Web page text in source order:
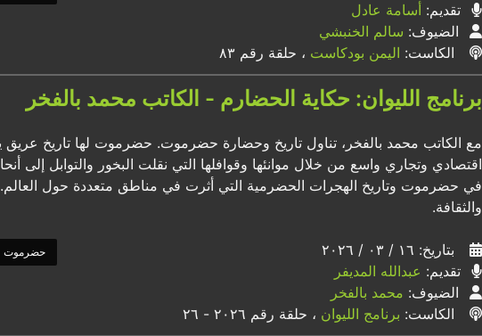
تقديم: أسامة عادل
الضيوف: سالم الخنبشي
الكاست: اليمن بودكاست ، حلقة رقم ٨٣
برنامج الليوان: حكاية الحضارم - الكاتب محمد بالفخر
مع الكاتب محمد بالفخر، تناول تاريخ وحضارة حضرموت. حضرموت لها تاريخ عريق
اقتصادي وتجاري واسع من خلال موانئها وقوافلها التي نقلت البخور والتوابل إلى
في حضرموت وتاريخ الهجرات الحضرمية التي أثرت في مناطق متعددة حول
والثقافة.
بتاريخ: ١٦ / ٠٣ / ٢٠٢٦
تقديم: عبدالله المديفر
الضيوف: محمد بالفخر
الكاست: برنامج الليوان ، حلقة رقم ٢٠٢٦ - ٢٦
حضرموت